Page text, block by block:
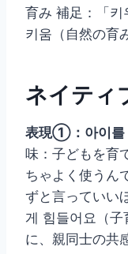
育み 補足：「키
키움（自然の育
ネイティ
表現①：아이를
味：子どもを育
ちゃよく使うん
ずと言っていい
게 힘들어요（子
に、親同士の共